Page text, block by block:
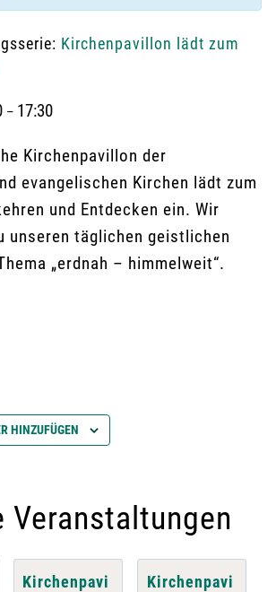
Kirchenpavillon lädt zum
– 17:30
Kirchenpavillon der
evangelischen Kirchen lädt zum
und Entdecken ein. Wir
unseren täglichen geistlichen
„erdnah – himmelweit“.
HINZUFÜGEN
Veranstaltungen
Kirchenpavi
Kirchenpavi